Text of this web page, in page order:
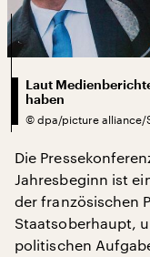
Laut
haben
© dpa/picture alliance/
Die
Jahresbeginn ist
der französischen
Staatsoberhaupt,
politischen